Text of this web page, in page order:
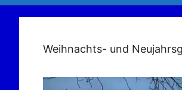
Weihnachts- und